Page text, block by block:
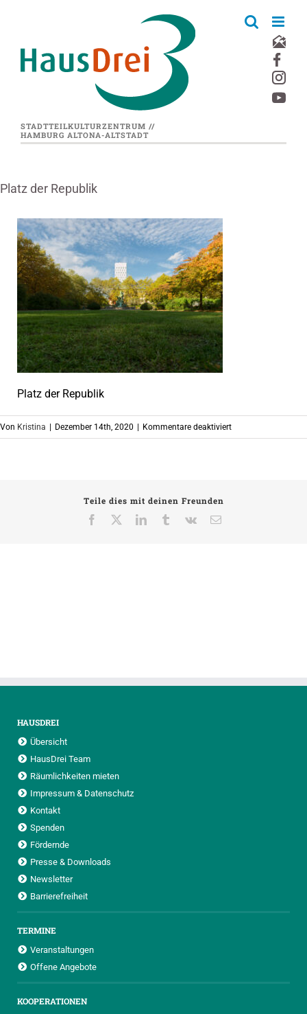
STADTTEILKULTURZENTRUM //
HAMBURG ALTONA-ALTSTADT
Platz der Republik
Platz der Republik
Von Kristina Dezember 14th, 2020 Kommentare deaktiviertfür
Platz
Teile dies mit deinen Freunden
Facebook
LinkedInTumblrVk
E-
HAUSDREI
Übersicht
HausDrei Team
Räumlichkeiten mieten
Impressum & Datenschutz
Kontakt
Spenden
Fördernde
Presse & Downloads
Newsletter
Barrierefreiheit
TERMINE
Veranstaltungen
Offene Angebote
KOOPERATIONEN